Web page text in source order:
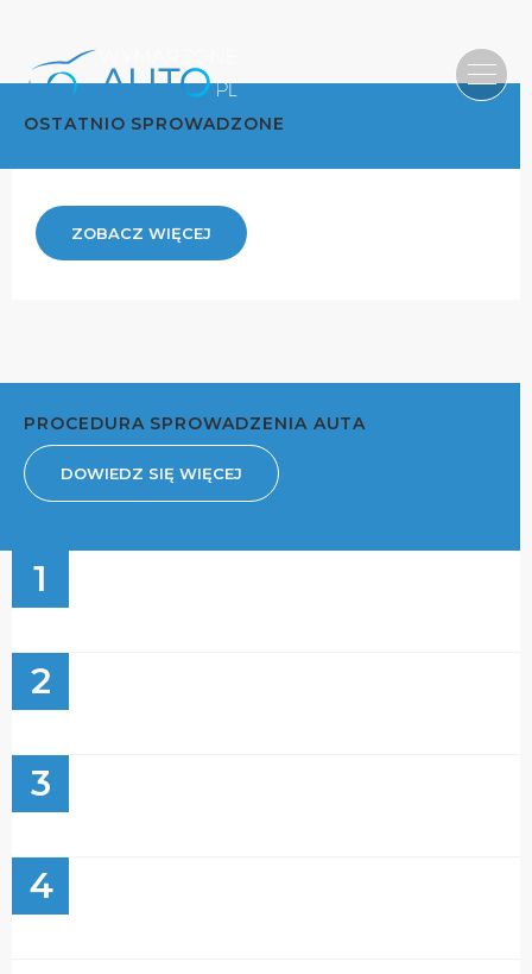
OSTATNIO SPROWADZONE
ZOBACZ WIĘCEJ
PROCEDURA SPROWADZENIA AUTA
DOWIEDZ SIĘ WIĘCEJ
1
2
3
4